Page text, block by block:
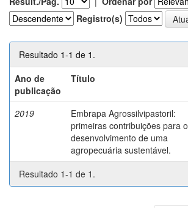
Registro(s)
Resultado 1-1 de 1.
Ano de
publicação
Título
2019
Embrapa Agrossilvipastoril:
primeiras contribuições para o
desenvolvimento de uma
agropecuária sustentável.
Resultado 1-1 de 1.